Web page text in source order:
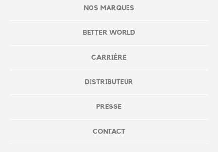
NOS MARQUES
BETTER WORLD
CARRIÈRE
DISTRIBUTEUR
PRESSE
CONTACT